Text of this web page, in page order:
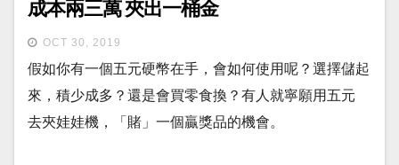
成本兩三萬 夾出一桶金
OCT 30, 2019
假如你有一個五元硬幣在手，會如何使用呢？選擇儲起
來，積少成多？還是會買零食換？有人就寧願用五元
去夾娃娃機，「賭」一個贏獎品的機會。